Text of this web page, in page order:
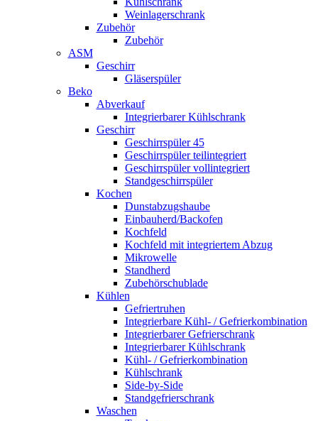
Weinlagerschrank
Zubehör
Zubehör
ASM
Geschirr
Gläserspüler
Beko
Abverkauf
Integrierbarer Kühlschrank
Geschirr
Geschirrspüler 45
Geschirrspüler teilintegriert
Geschirrspüler vollintegriert
Standgeschirrspüler
Kochen
Dunstabzugshaube
Einbauherd/Backofen
Kochfeld
Kochfeld mit integriertem Abzug
Mikrowelle
Standherd
Zubehörschublade
Kühlen
Gefriertruhen
Integrierbare Kühl- / Gefrierkombination
Integrierbarer Gefrierschrank
Integrierbarer Kühlschrank
Kühl- / Gefrierkombination
Kühlschrank
Side-by-Side
Standgefrierschrank
Waschen